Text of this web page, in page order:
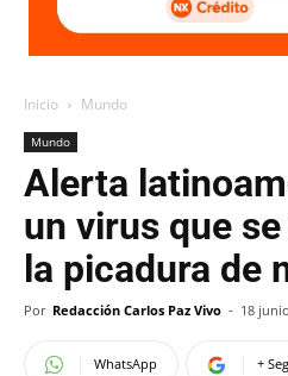
Inicio Mundo
Mundo
Alerta
un virus que
la picadura de
Por Redacción Carlos Paz Vivo - 18
WhatsApp +